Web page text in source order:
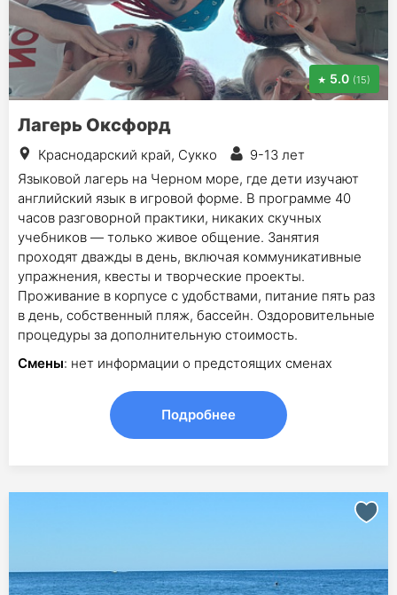
5.0 (15)
Лагерь Оксфорд
Краснодарский край, Сукко
9-13 лет
Языковой лагерь на Черном море, где дети изучают
английский язык в игровой форме. В программе 40
часов разговорной практики, никаких скучных
учебников — только живое общение. Занятия
проходят дважды в день, включая коммуникативные
упражнения, квесты и творческие проекты.
Проживание в корпусе с удобствами, питание пять раз
в день, собственный пляж, бассейн. Оздоровительные
процедуры за дополнительную стоимость.
Смены: нет информации о предстоящих сменах
Подробнее